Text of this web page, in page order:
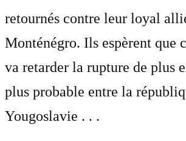
retournés contre leur loyal
Monténégro. Ils espèrent que
va retarder la rupture de plus
plus probable entre la
Yougoslavie . . .